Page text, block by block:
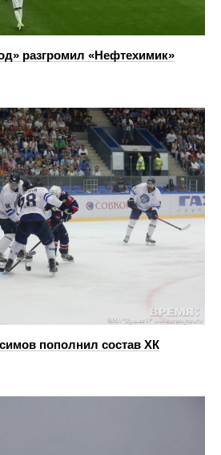
разгромил «Нефтехимик»
пополнил состав ХК